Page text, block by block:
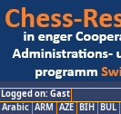
Logged on: Gast
Arabic ARM AZE BIH BUL